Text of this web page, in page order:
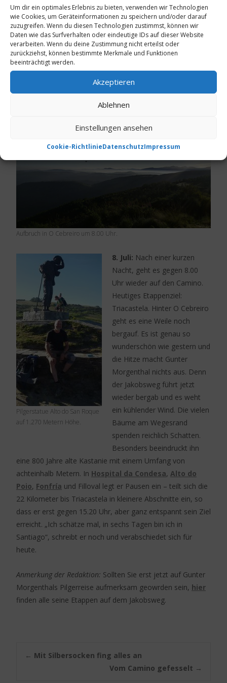
Um dir ein optimales Erlebnis zu bieten, verwenden wir Technologien
wie Cookies, um Geräteinformationen zu speichern und/oder darauf
zuzugreifen. Wenn du diesen Technologien zustimmst, können wir
Daten wie das Surfverhalten oder eindeutige IDs auf dieser Website
verarbeiten. Wenn du deine Zustimmung nicht erteilst oder
zurückziehst, können bestimmte Merkmale und Funktionen
beeinträchtigt werden.
Akzeptieren
Ablehnen
Einstellungen ansehen
Cookie-RichtlinieDatenschutzImpressum
Menge zu erzählen und die Stimmung wird immer
ausgelassener. Die Zeit vergeht und so ist es schon nach
eins, als unser Pilger zufrieden in seinem Bett in der
Pension einschläft.
Schattige Bäume und ein
frischer Wind
Aufbruch in O Cebreiro um 8.00 Uhr.
Pilgerstatue Alto do San Roque
auf 1.270 Metern Höhe.
8. Juli: Nach einer kurzen
Nacht, geht es gegen 8.00
Uhr wieder auf den Camino.
Heutiges Etappenziel:
Triacastela. Hinter O Cebreiro
geht es eine Weile noch
bergauf. Es ist genau so
wunderschön wie gestern und
die Hitze macht Gunter
Morgenthal nichts aus. Denn
der Jakobsweg führt jetzt
wieder bergab und es weht
ein kühlender Wind. Die vielen
Bäume am Wegesrand
spenden reichlich Schatten.
Besonders beeindruckt ihn
eine 800 Jahre alte Kastanie mit einem Umfang von
achteinhalb Metern. In Hospital da Condesa, Alto do
Poio, Fonfría und Filloval legt er Pausen ein – teilt sich die
22 Kilometer bis Triacastela in kleinere Abschnitte ein, so
dass er erst gegen 15.20 Uhr, aber ganz entspannt sein Ziel
erreicht. „Ich schätze mal, in sechs Tagen bin ich in
Santiago“, schreibt er noch und verabschiedet sich für
heute.
Anmerkung der Redaktion: Sollten Sie erst jetzt auf Gunter
Morgenthals Pilgerreise aufmerksam geowrden sein, hier
finden alle seine Etappen auf dem Jakobsweg.
Post
← Mit Silbersocken fing alles an
Vom Camino gefesselt →